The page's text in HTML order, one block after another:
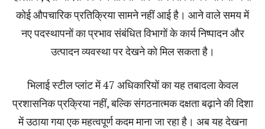
कोई औपचारिक प्रतिक्रिया सामने नहीं आई है। आने वाले समय में
नए पदस्थापनों का प्रभाव संबंधित विभागों के कार्य निष्पादन और
उत्पादन व्यवस्था पर देखने को मिल सकता है।
भिलाई स्टील प्लांट में 47 अधिकारियों का यह तबादला केवल
प्रशासनिक प्रक्रिया नहीं, बल्कि संगठनात्मक दक्षता बढ़ाने की दिशा
में उठाया गया एक महत्वपूर्ण कदम माना जा रहा है। अब यह देखना